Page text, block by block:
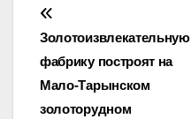
Навигация
по
записям
Золотоизвлекательную
фабрику построят на
Мало-Тарынском
золоторудном